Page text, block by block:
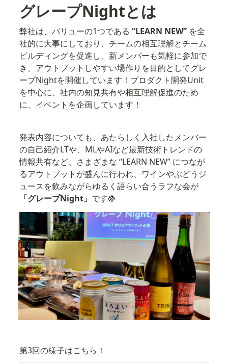
グレープNightとは
弊社は、バリューの1つである “LEARN NEW” を全
社的に大事にしており、チームの相互理解とチーム
ビルディングを促進し、新メンバーも気軽に参加で
き、アウトプットしやすい場作りを目的としてグレ
ープNightを開催しています！プロダクト開発Unit
を中心に、社内の知見共有や相互理解促進のため
に、イベントを企画しています！
発表内容についても、あたらしく入社したメンバー
の自己紹介LTや、MLやAIなど最新技術トレンドの
情報共有など、さまざまな “LEARN NEW” につなが
るアウトプットが盛んに行われ、ワインやぶどうジ
ュースを飲みながらゆるく語らい合うラフな会が
「グレープNight」 です🍇
第3回の様子はこちら！